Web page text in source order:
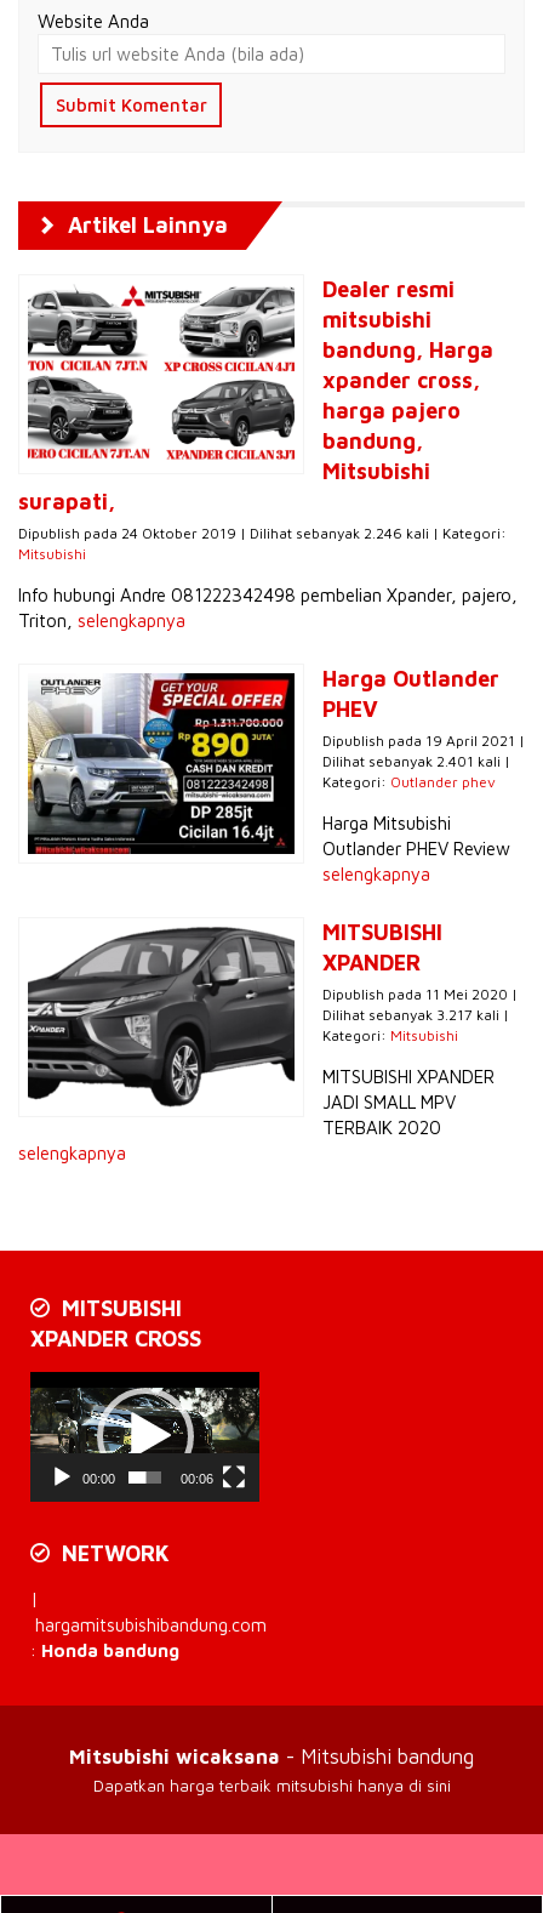
Website Anda
Artikel Lainnya
Dealer resmi
mitsubishi
bandung, Harga
xpander cross,
harga pajero
bandung,
Mitsubishi
surapati,
Dipublish pada 24 Oktober 2019 | Dilihat sebanyak 2.246 kali | Kategori:
Mitsubishi
Info hubungi Andre 081222342498 pembelian Xpander, pajero,
Triton, selengkapnya
Harga Outlander
PHEV
Dipublish pada 19 April 2021 |
Dilihat sebanyak 2.401 kali |
Kategori: Outlander phev
Harga Mitsubishi
Outlander PHEV Review
selengkapnya
MITSUBISHI
XPANDER
Dipublish pada 11 Mei 2020 |
Dilihat sebanyak 3.217 kali |
Kategori: Mitsubishi
MITSUBISHI XPANDER
JADI SMALL MPV
TERBAIK 2020
selengkapnya
MITSUBISHI
XPANDER CROSS
Pemutar
Video
00:00 00:06
NETWORK
|
hargamitsubishibandung.com
: Honda bandung
Mitsubishi wicaksana - Mitsubishi bandung
Dapatkan harga terbaik mitsubishi hanya di sini